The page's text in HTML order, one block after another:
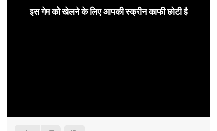
इस गेम को खेलने के लिए आपकी स्क्रीन काफी छोटी है